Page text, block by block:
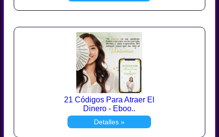
21 Códigos Para Atraer El
Dinero - Eboo..
Detalles »